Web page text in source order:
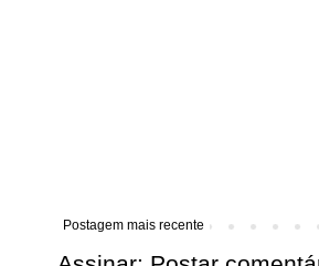
Postagem mais recente